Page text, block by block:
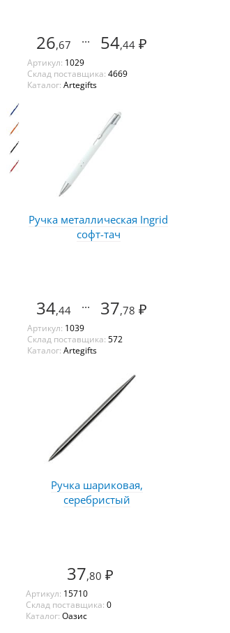
26,67 ... 54,44₽
Артикул: 1029
Склад поставщика: 4669
Каталог: Artegifts
Ручка металлическая Ingrid
софт-тач
34,44 ... 37,78 ₽
Артикул: 1039
Склад поставщика: 572
Каталог: Artegifts
Ручка шариковая,
серебристый
37,80 ₽
Артикул: 15710
Склад поставщика: 0
Каталог: Оазис